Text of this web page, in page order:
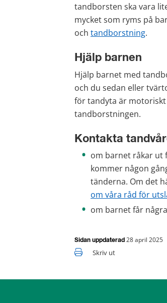
tandborsten ska vara
mycket som ryms på
och tandborstning.
Hjälp barnen
Hjälp barnet med
och du sedan eller
för tandyta är motoriskt
tandborstningen.
Kontakta
om barnet råkar ut
kommer någon
tänderna. Om det
om våra råd för
om barnet får
Sidan uppdaterad 28 april 2025
Skriv ut